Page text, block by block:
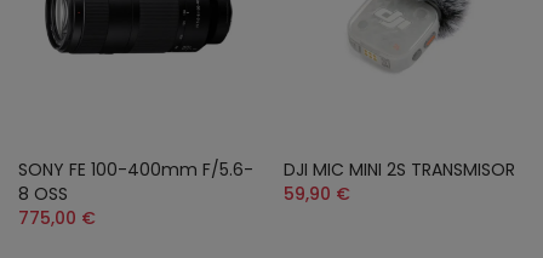
SONY FE 100-400mm F/5.6-
8 OSS
775,00 €
DJI MIC MINI 2S TRANSMISOR
59,90 €